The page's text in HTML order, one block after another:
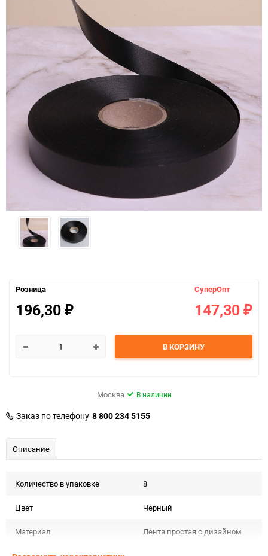
Розница
196,30 ₽
СуперОпт
147,30 ₽
В КОРЗИНУ
Москва В наличии
Заказ по телефону 8 800 234 5155
Описание
Количество в упаковке 8
Цвет Черный
Материал Лента простая с дизайном